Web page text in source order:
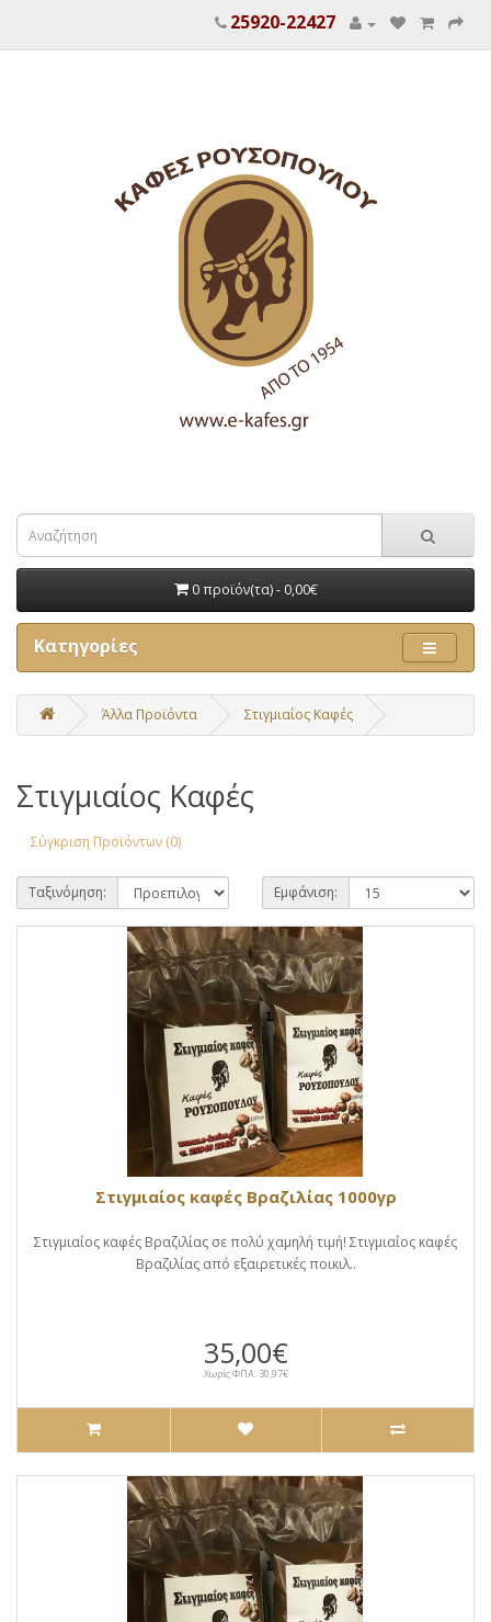
25920-22427
0 προϊόν(τα) - 0,00€
Κατηγορίες
Άλλα Προϊόντα Στιγμιαίος Καφές
Στιγμιαίος Καφές
Σύγκριση Προϊόντων (0)
Ταξινόμηση: Εμφάνιση:
Στιγμιαίος καφές Βραζιλίας 1000γρ
Στιγμιαίος καφές Βραζιλίας σε πολύ χαμηλή τιμή! Στιγμιαίος καφές
Βραζιλίας από εξαιρετικές ποικιλ..
35,00€
Χωρίς ΦΠΑ: 30,97€